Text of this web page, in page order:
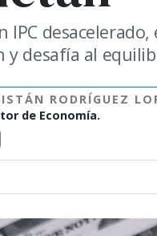
IPC
y desafía al
RODRÍGUEZ
de Economía.